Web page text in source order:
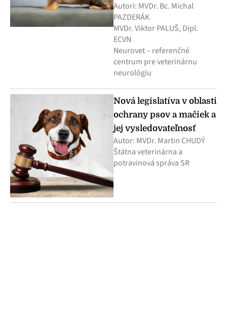
Autori: MVDr. Bc. Michal
PAZDERÁK
MVDr. Viktor PALUŠ, Dipl.
ECVN
Neurovet – referenčné
centrum pre veterinárnu
neurológiu
Nová legislatíva v oblasti
ochrany psov a mačiek a
jej vysledovateľnosť
Autor: MVDr. Martin CHUDÝ
Štátna veterinárna a
potravinová správa SR